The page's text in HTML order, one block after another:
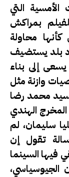
التي
بمراكش
كأنها محاولة
بلد يستضيف
إلى بناء
وازنة مثل
محمد رضا
الهندي
سليمان، لم
تقول إن
فيها السينما
الجيوسياسي،